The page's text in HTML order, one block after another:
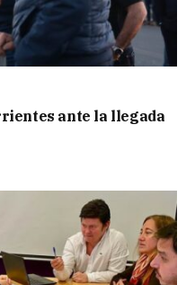
ante la llegada